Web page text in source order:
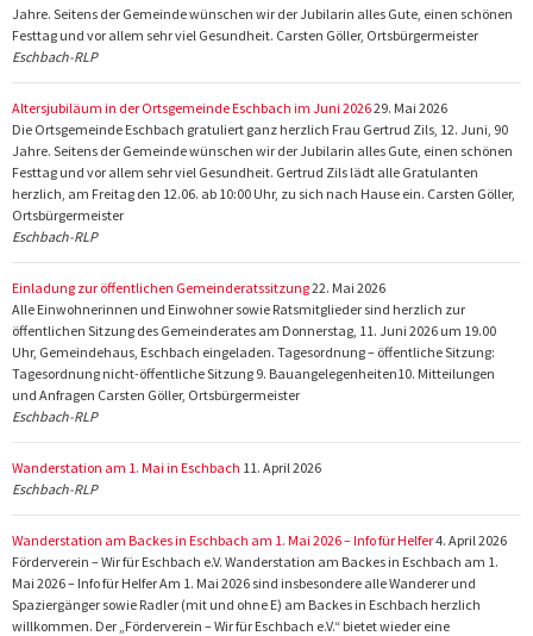
Jahre. Seitens der Gemeinde wünschen wir der Jubilarin alles Gute, einen schönen
Festtag und vor allem sehr viel Gesundheit. Carsten Göller, Ortsbürgermeister
Eschbach-RLP
Altersjubiläum in der Ortsgemeinde Eschbach im Juni 202629. Mai 2026
Die Ortsgemeinde Eschbach gratuliert ganz herzlich Frau Gertrud Zils, 12. Juni, 90
Jahre. Seitens der Gemeinde wünschen wir der Jubilarin alles Gute, einen schönen
Festtag und vor allem sehr viel Gesundheit. Gertrud Zils lädt alle Gratulanten
herzlich, am Freitag den 12.06. ab 10:00 Uhr, zu sich nach Hause ein. Carsten Göller,
Ortsbürgermeister
Eschbach-RLP
Einladung zur öffentlichen Gemeinderatssitzung22. Mai 2026
Alle Einwohnerinnen und Einwohner sowie Ratsmitglieder sind herzlich zur
öffentlichen Sitzung des Gemeinderates am Donnerstag, 11. Juni 2026 um 19.00
Uhr, Gemeindehaus, Eschbach eingeladen. Tagesordnung – öffentliche Sitzung:
Tagesordnung nicht-öffentliche Sitzung 9. Bauangelegenheiten10. Mitteilungen
und Anfragen Carsten Göller, Ortsbürgermeister
Eschbach-RLP
Wanderstation am 1. Mai in Eschbach 11. April 2026
Eschbach-RLP
Wanderstation am Backes in Eschbach am 1. Mai 2026 – Info für Helfer4. April 2026
Förderverein – Wir für Eschbach e.V. Wanderstation am Backes in Eschbach am 1.
Mai 2026 – Info für Helfer Am 1. Mai 2026 sind insbesondere alle Wanderer und
Spaziergänger sowie Radler (mit und ohne E) am Backes in Eschbach herzlich
willkommen. Der „Förderverein – Wir für Eschbach e.V.“ bietet wieder eine